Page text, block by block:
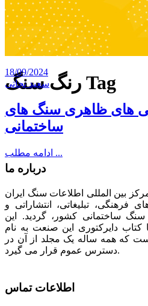
رنگ سنگ Tag
18/09/2024
سعید نجاتی
های ظاهری سنگ های
ساختمانی
ادامه مطلب ...
درباره ما
بین المللی اطلاعات سنگ ایران
های فرهنگی، تبلیغاتی، انتشاراتی و
ساختمانی کشور، گردید. این
کتاب دایرکتوری این صنعت به نام
که همه ساله یک مجلد از آن در
دسترس عموم قرار می گیرد.
اطلاعات تماس